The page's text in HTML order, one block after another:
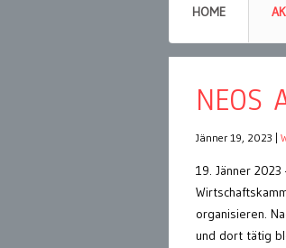
HOME
Jänner 19, 2023
19. Jänner
organisieren.
und dort tätig